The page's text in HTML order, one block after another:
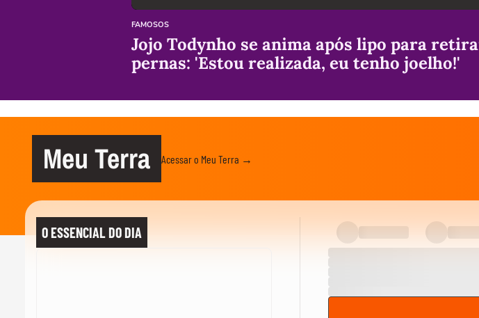
FAMOSOS
Jojo Todynho se anima após lipo para
pernas: 'Estou realizada, eu tenho joelho!'
Meu Terra Acessar o Meu Terra →
O ESSENCIAL DO DIA